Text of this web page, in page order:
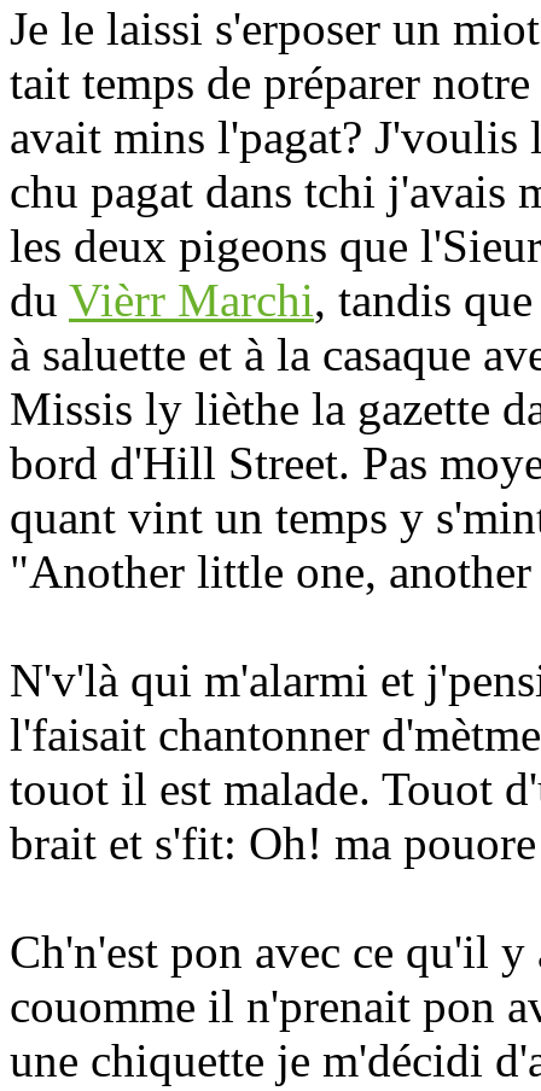
Je le laissi s'erposer un
tait temps de préparer
avait mins l'pagat?
chu pagat dans tchi j'avais
les deux pigeons que
du Vièrr Marchi, tandis
à saluette et à la casaque
Missis ly lièthe la gazette
bord d'Hill Street. Pas
quant vint un temps y
"Another little one,
N'v'là qui m'alarmi et
l'faisait chantonner
touot il est malade. Touot
brait et s'fit: Oh! ma
Ch'n'est pon avec ce qu'il
couomme il n'prenait pon
une chiquette je m'décidi